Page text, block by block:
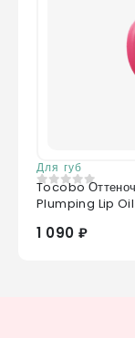
Для губ
0 из 5
Tocobo
Plumping Lip
1 090 ₽